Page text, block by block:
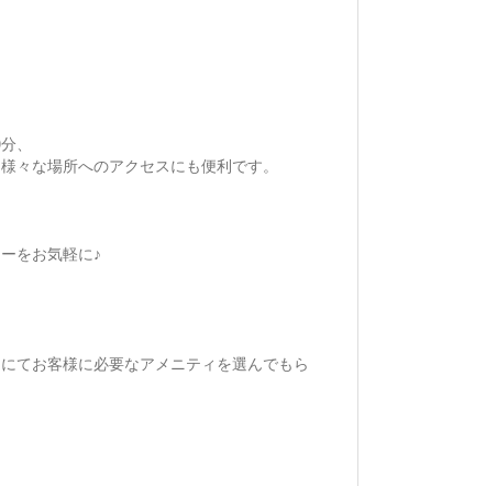
、
々な場所へのアクセスにも便利です。
をお気軽に♪
てお客様に必要なアメニティを選んでもら